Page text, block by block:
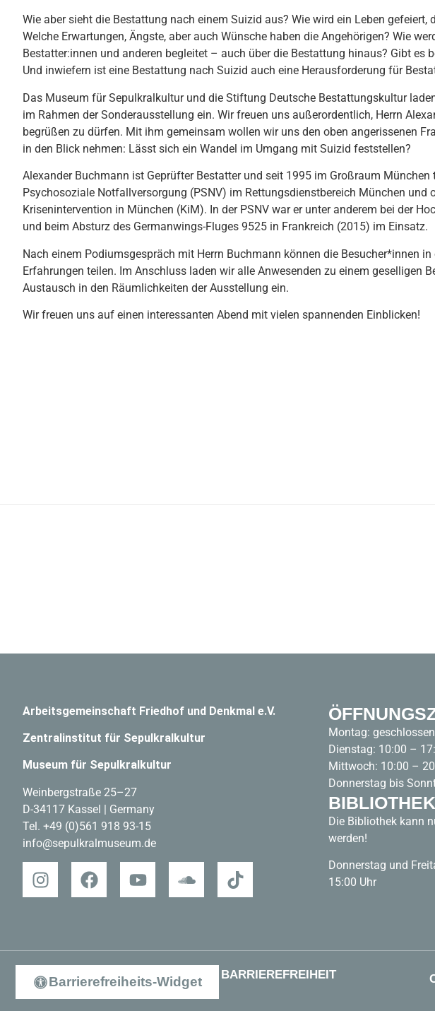
Wie aber sieht die Bestattung nach einem Suizid aus? Wie wird ein Leben gefeiert,
Welche Erwartungen, Ängste, aber auch Wünsche haben die Angehörigen? Wie
Bestatter:innen und anderen begleitet – auch über die Bestattung hinaus? Gibt es
Und inwiefern ist eine Bestattung nach Suizid auch eine Herausforderung für
Das Museum für Sepulkralkultur und die Stiftung Deutsche Bestattungskultur
im Rahmen der Sonderausstellung ein. Wir freuen uns außerordentlich, Herrn
begrüßen zu dürfen. Mit ihm gemeinsam wollen wir uns den oben angerissenen
in den Blick nehmen: Lässt sich ein Wandel im Umgang mit Suizid feststellen?
Alexander Buchmann ist Geprüfter Bestatter und seit 1995 im Großraum
Psychosoziale Notfallversorgung (PSNV) im Rettungsdienstbereich München und
Krisenintervention in München (KiM). In der PSNV war er unter anderem bei der
und beim Absturz des Germanwings-Fluges 9525 in Frankreich (2015) im Einsatz.
Nach einem Podiumsgespräch mit Herrn Buchmann können die Besucher*innen
Erfahrungen teilen. Im Anschluss laden wir alle Anwesenden zu einem geselligen
Austausch in den Räumlichkeiten der Ausstellung ein.
Wir freuen uns auf einen interessanten Abend mit vielen spannenden Einblicken!
Arbeitsgemeinschaft Friedhof und Denkmal e.V.
Zentralinstitut für Sepulkralkultur
Museum für Sepulkralkultur
Weinbergstraße 25–27
D-34117 Kassel | Germany
Tel. +49 (0)561 918 93-15
info@sepulkralmuseum.de
Montag: geschlossen
Dienstag: 10:00 –
Mittwoch: 10:00 –
Donnerstag bis
BIBLIOTHEK
Die Bibliothek kann
werden!
Donnerstag und
15:00 Uhr
Barrierefreiheits-Widget BARRIEREFREIHEIT